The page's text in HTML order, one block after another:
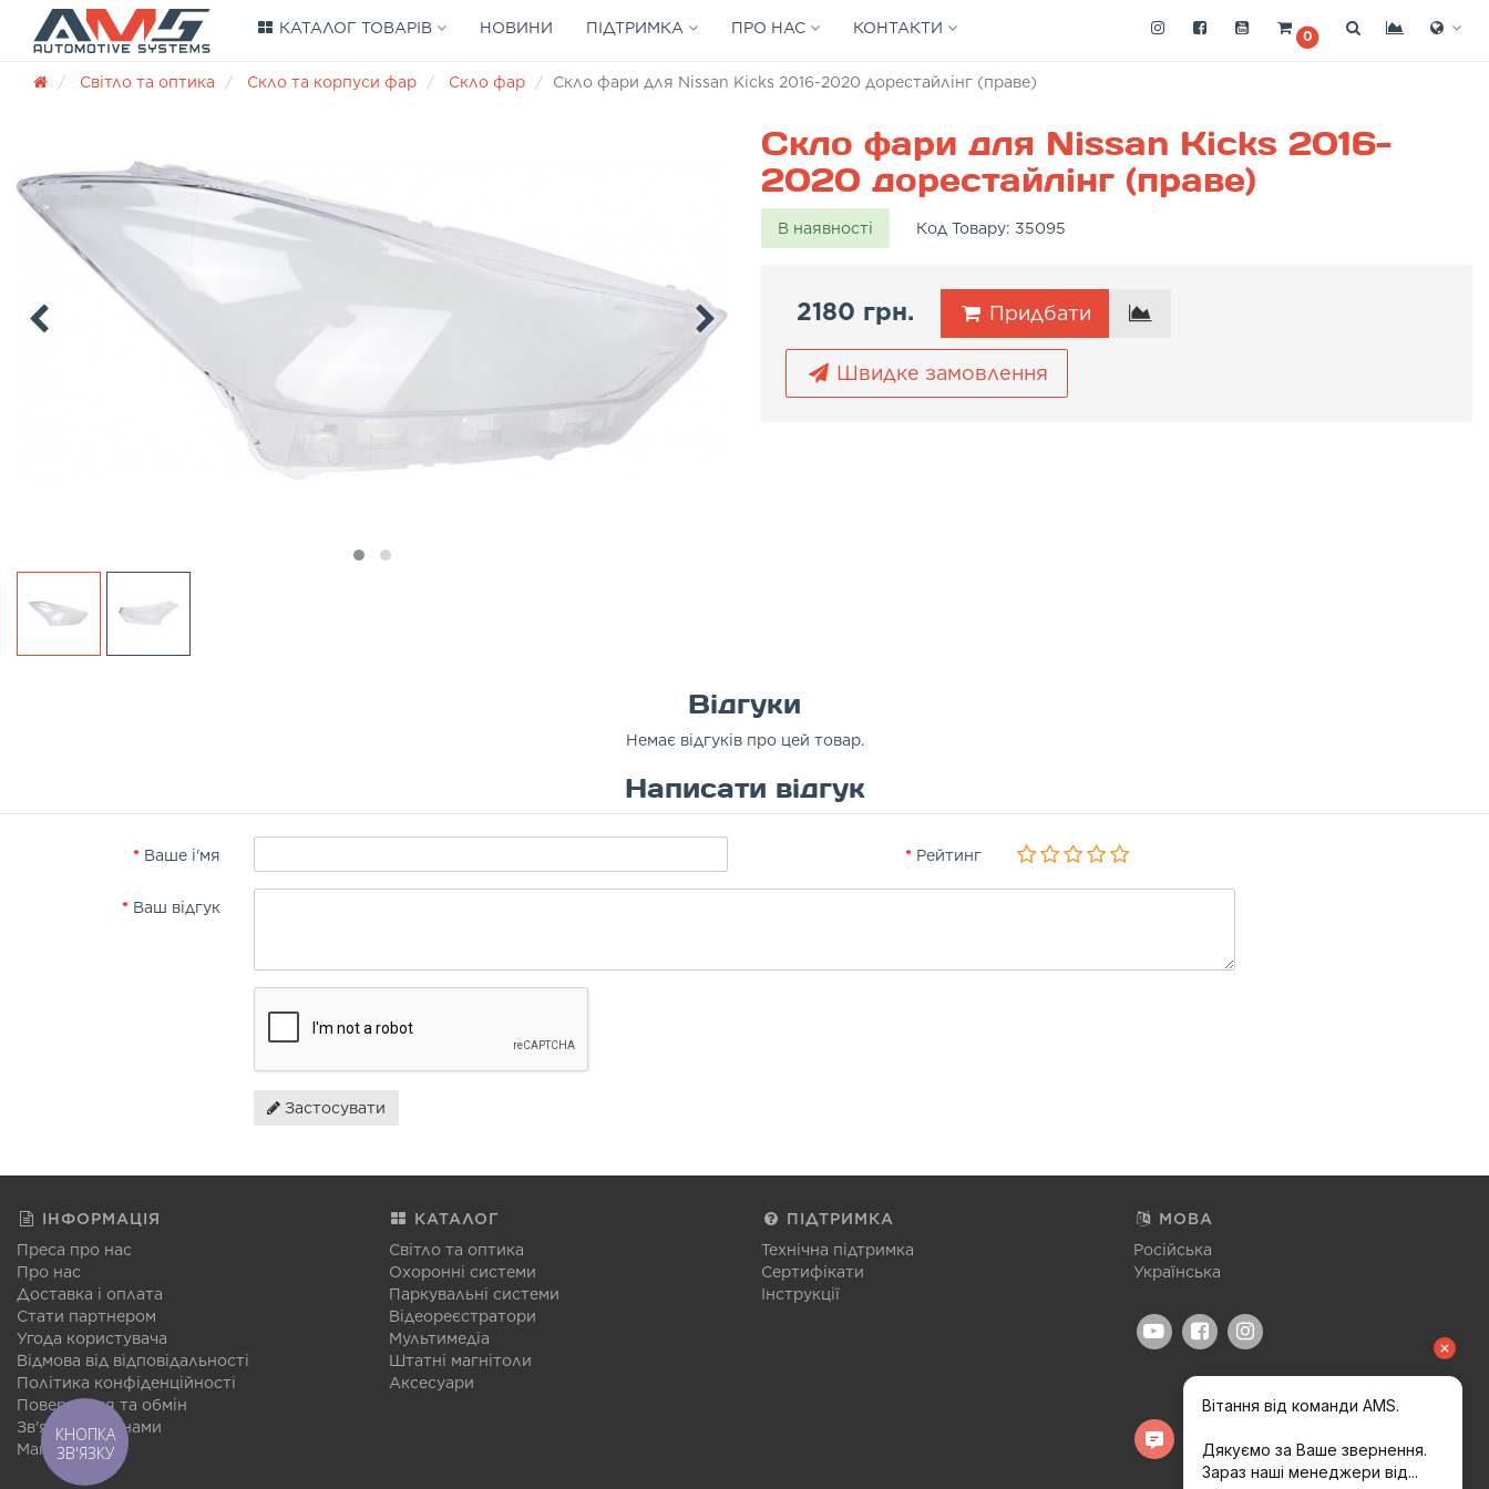
КАТАЛОГ ТОВАРІВ НОВИНИ ПІДТРИМКА ПРО НАС КОНТАКТИ 0
Світло та оптика Скло та корпуси фар Скло фар Скло фари для Nissan Kicks 2016-2020 дорестайлінг (праве)
Скло фари для Nissan Kicks 2016-
2020 дорестайлінг (праве)
В наявності Код Товару: 35095
2180 грн. Придбати
Швидке замовлення
Відгуки
Немає відгуків про цей товар.
Написати відгук
Ваше і'мя Рейтинг
Ваш відгук
Застосувати
ІНФОРМАЦІЯ
Преса про нас
Про нас
Доставка і оплата
Стати партнером
Угода користувача
Відмова від відповідальності
Політика конфіденційності
Повернення та обмін
Зв'язатися з нами
Мапа сайту
КАТАЛОГ
Світло та оптика
Охоронні системи
Паркувальні системи
Відеореєстратори
Мультимедіа
Штатні магнітоли
Аксесуари
ПІДТРИМКА
Технічна підтримка
Сертифікати
Інструкції
МОВА
Російська
Українська
КНОПКА
ЗВ'ЯЗКУ